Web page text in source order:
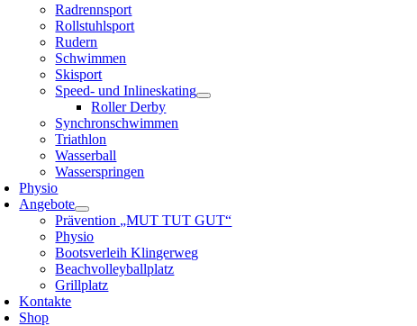
Radrennsport
Rollstuhlsport
Rudern
Schwimmen
Skisport
Speed- und Inlineskating
Roller Derby
Synchronschwimmen
Triathlon
Wasserball
Wasserspringen
Physio
Angebote
Prävention „MUT TUT GUT“
Physio
Bootsverleih Klingerweg
Beachvolleyballplatz
Grillplatz
Kontakte
Shop